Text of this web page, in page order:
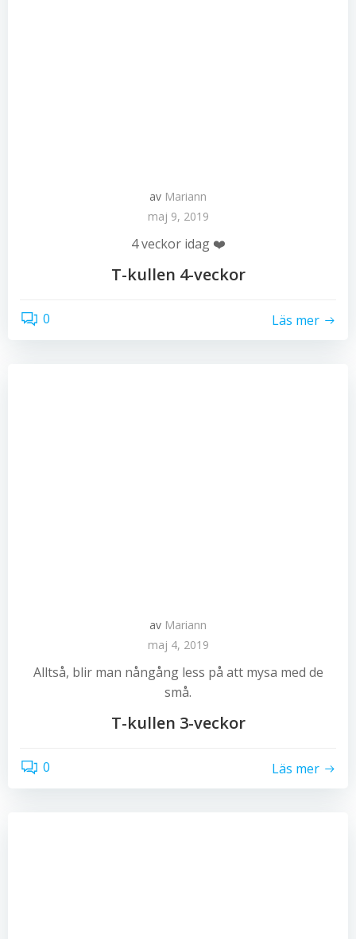
av Mariann
maj 9, 2019
4 veckor idag ❤️
T-kullen 4-veckor
0 Läs mer
av Mariann
maj 4, 2019
Alltså, blir man nångång less på att mysa med de
små.
T-kullen 3-veckor
0 Läs mer